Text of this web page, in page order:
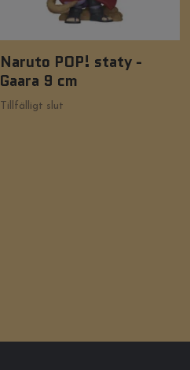
Naruto POP! staty -
Gaara 9 cm
Tillfälligt slut